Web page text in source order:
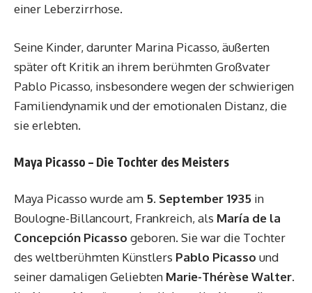
einer Leberzirrhose.
Seine Kinder, darunter Marina Picasso, äußerten
später oft Kritik an ihrem berühmten Großvater
Pablo Picasso, insbesondere wegen der schwierigen
Familiendynamik und der emotionalen Distanz, die
sie erlebten.
Maya Picasso – Die Tochter des Meisters
Maya Picasso wurde am 5. September 1935 in
Boulogne-Billancourt, Frankreich, als María de la
Concepción Picasso geboren. Sie war die Tochter
des weltberühmten Künstlers Pablo Picasso und
seiner damaligen Geliebten Marie-Thérèse Walter.